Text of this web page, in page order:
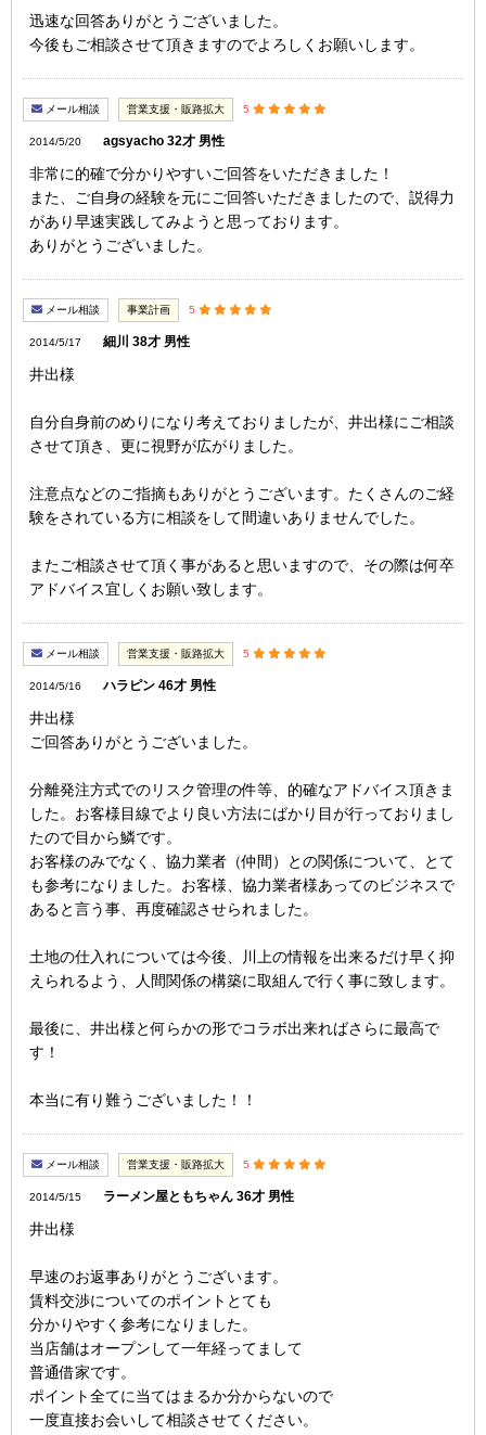
迅速な回答ありがとうございました。
今後もご相談させて頂きますのでよろしくお願いします。
メール相談 営業支援・販路拡大 5
2014/5/20 agsyacho 32才 男性
非常に的確で分かりやすいご回答をいただきました！
また、ご自身の経験を元にご回答いただきましたので、説得力
があり早速実践してみようと思っております。
ありがとうございました。
メール相談 事業計画 5
2014/5/17 細川 38才 男性
井出様
自分自身前のめりになり考えておりましたが、井出様にご相談
させて頂き、更に視野が広がりました。
注意点などのご指摘もありがとうございます。たくさんのご経
験をされている方に相談をして間違いありませんでした。
またご相談させて頂く事があると思いますので、その際は何卒
アドバイス宜しくお願い致します。
メール相談 営業支援・販路拡大 5
2014/5/16 ハラピン 46才 男性
井出様
ご回答ありがとうございました。
分離発注方式でのリスク管理の件等、的確なアドバイス頂きま
した。お客様目線でより良い方法にばかり目が行っておりまし
たので目から鱗です。
お客様のみでなく、協力業者（仲間）との関係について、とて
も参考になりました。お客様、協力業者様あってのビジネスで
あると言う事、再度確認させられました。
土地の仕入れについては今後、川上の情報を出来るだけ早く抑
えられるよう、人間関係の構築に取組んで行く事に致します。
最後に、井出様と何らかの形でコラボ出来ればさらに最高で
す！
本当に有り難うございました！！
メール相談 営業支援・販路拡大 5
2014/5/15 ラーメン屋ともちゃん 36才 男性
井出様
早速のお返事ありがとうございます。
賃料交渉についてのポイントとても
分かりやすく参考になりました。
当店舗はオープンして一年経ってまして
普通借家です。
ポイント全てに当てはまるか分からないので
一度直接お会いして相談させてください。